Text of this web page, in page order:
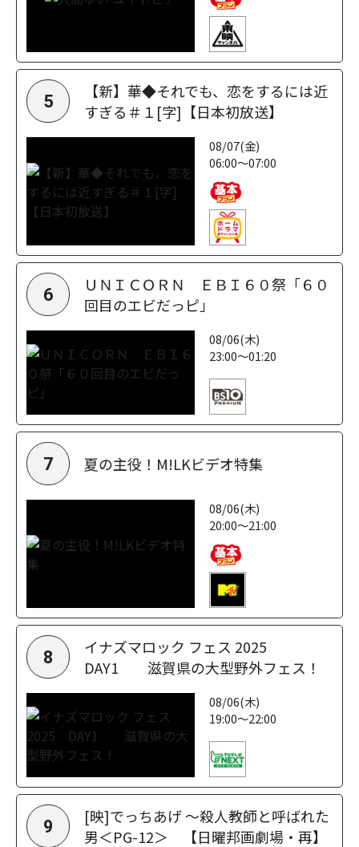
5
【新】華◆それでも、恋をするには近
すぎる＃１[字]【日本初放送】
08/07(金)
06:00～07:00
6
ＵＮＩＣＯＲＮ ＥＢＩ６０祭「６０
回目のエビだっピ」
08/06(木)
23:00～01:20
7 夏の主役！M!LKビデオ特集
08/06(木)
20:00～21:00
8
イナズマロック フェス 2025
DAY1 滋賀県の大型野外フェス！
08/06(木)
19:00～22:00
9
[映]でっちあげ ～殺人教師と呼ばれた
男＜PG-12＞ 【日曜邦画劇場・再】